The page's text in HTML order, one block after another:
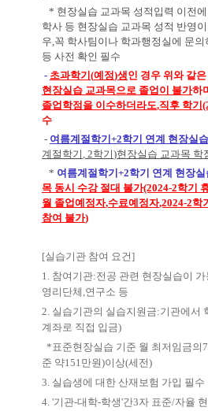
* 현장실습 교과목 성적입력 이전
학사 등 현장실습 교과목 성적 반영
우,꼭 학사팀이나 학과행정실에 문
등 사전 확인 필수
- 초과학기 (예정)생인 경우 위와 같
현장실습 교과목으로 졸업이 불가하
졸업학점을 이수하더라도,직후 학기
수
- 여름계절학기 +2학기 연계 현장실
계절학기, 2학기)현장실습 교과목 학
* 여름계절학기 +2학기 연계 현장실
목 동시 수강 절대 불가(2024-2학기
월 졸업예정자,수료예정자,2024-2학
참여 불가)
[실습기관 참여 요건]
1. 참여기관:전공 관련 현장실습이 가
영리단체 ,연구소 등
2. 실습기관의 실습지원금:기관에서
계좌로 직접 입금)
*표준현장실습 기준 월 최저임금의
준 약151만원)이상(세전)
3. 실습생에 대한 산재보험 가입 필수
4. '기관-대학-학생'간3자 표준/자율